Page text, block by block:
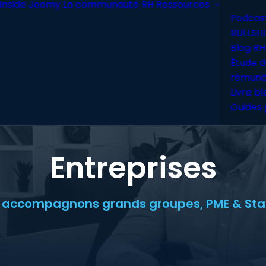
Joomy La communauté RH Ressources
Blog RH
Étude
Livre
Entreprises
accompagnons grands groupes, PME &